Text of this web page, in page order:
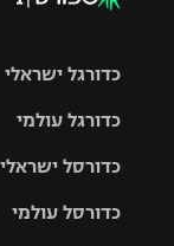
כדורגל ישראלי
כדורגל עולמי
האלופות
כדורסל ישראלי
כדורסל עולמי